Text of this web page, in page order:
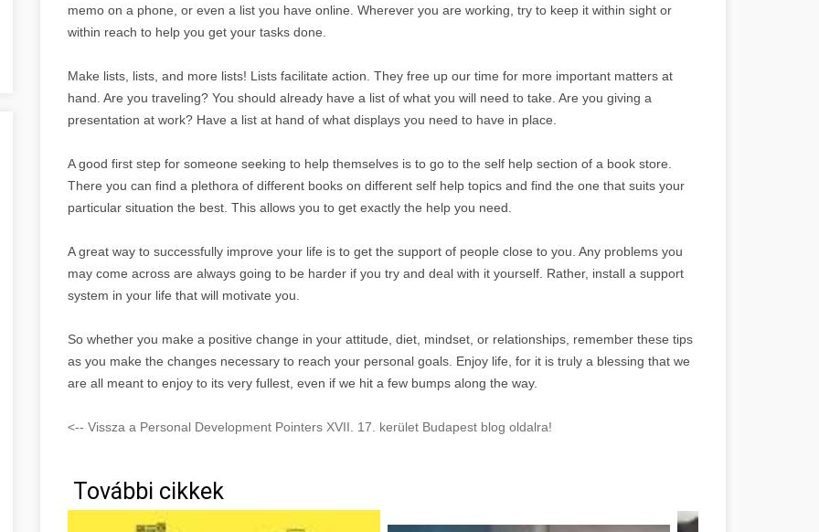
memo on a phone, or even a list you have online. Wherever you are working, try to keep it within sight or
within reach to help you get your tasks done.
Make lists, lists, and more lists! Lists facilitate action. They free up our time for more important matters at
hand. Are you traveling? You should already have a list of what you will need to take. Are you giving a
presentation at work? Have a list at hand of what displays you need to have in place.
A good first step for someone seeking to help themselves is to go to the self help section of a book store.
There you can find a plethora of different books on different self help topics and find the one that suits your
particular situation the best. This allows you to get exactly the help you need.
A great way to successfully improve your life is to get the support of people close to you. Any problems you
may come across are always going to be harder if you try and deal with it yourself. Rather, install a support
system in your life that will motivate you.
So whether you make a positive change in your attitude, diet, mindset, or relationships, remember these tips
as you make the changes necessary to reach your personal goals. Enjoy life, for it is truly a blessing that we
are all meant to enjoy to its very fullest, even if we hit a few bumps along the way.
<-- Vissza a Personal Development Pointers XVII. 17. kerület Budapest blog oldalra!
További cikkek